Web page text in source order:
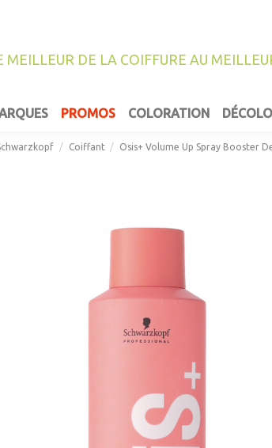
MEILLEUR DE LA COIFFURE AU
PROMOS COLORATION
Coiffant Osis+ Volume Up Spray Booster